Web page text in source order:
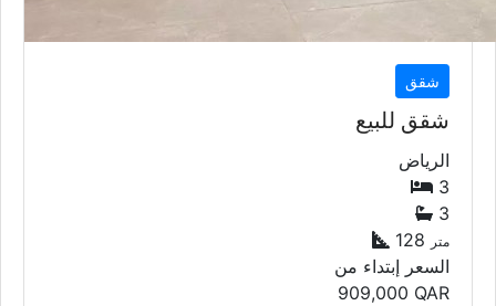
شقق
شقق للبيع
الرياض
3
3
128 متر
السعر إبتداء من
909,000 QAR